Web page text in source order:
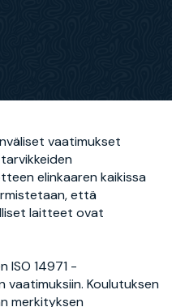
vaatimukset
elinkaaren kaikissa
että
laitteet ovat
ISO 14971 -
vaatimuksiin. Koulutuksen
merkityksen